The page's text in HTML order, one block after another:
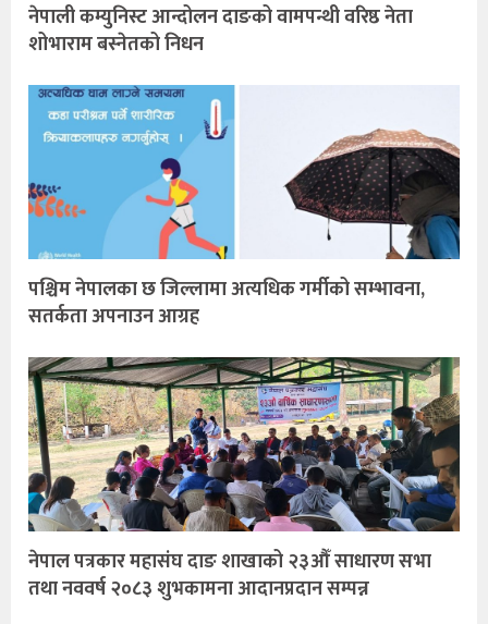
नेपाली कम्युनिस्ट आन्दोलन दाङको वामपन्थी वरिष्ठ नेता
शोभाराम बस्नेतको निधन
पश्चिम नेपालका छ जिल्लामा अत्यधिक गर्मीको सम्भावना,
सतर्कता अपनाउन आग्रह
नेपाल पत्रकार महासंघ दाङ शाखाको २३औँ साधारण सभा
तथा नववर्ष २०८३ शुभकामना आदानप्रदान सम्पन्न